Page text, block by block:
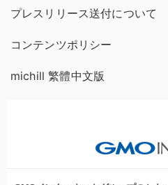
プレスリリース送付について
コンテンツポリシー
michill 繁體中文版